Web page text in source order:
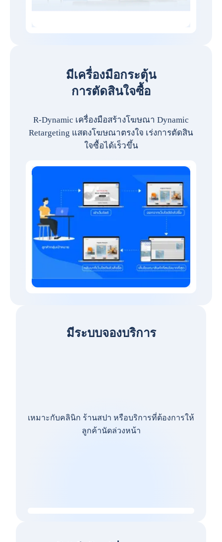
มีเครื่องมือกระตุ้น
การตัดสินใจซื้อ
R-Dynamic เครื่องมือสร้างโฆษณา Dynamic
Retargeting แสดงโฆษณาตรงใจ เร่งการตัดสิน
ใจซื้อได้เร็วขึ้น
มีระบบจองบริการ
เหมาะกับคลินิก ร้านสปา หรือบริการที่ต้องการให้
ลูกค้านัดล่วงหน้า